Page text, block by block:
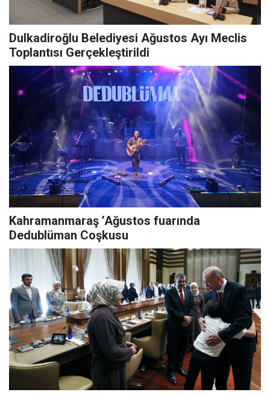
Dulkadiroğlu Belediyesi Ağustos Ayı Meclis
Toplantısı Gerçekleştirildi
Kahramanmaraş ’Ağustos fuarında
Dedublüman Coşkusu